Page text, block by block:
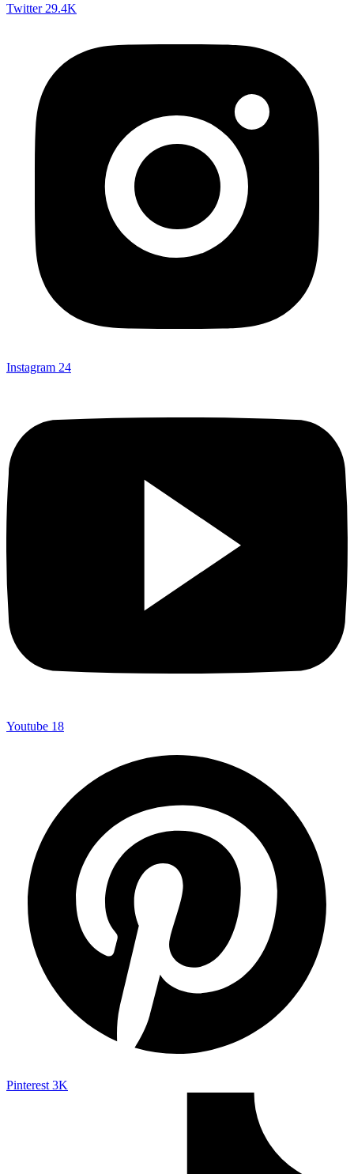
Twitter 29.4K
Instagram 24
Youtube 18
Pinterest 3K